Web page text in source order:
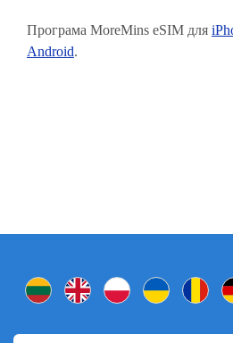
Програма MoreMins eSIM для
Android.